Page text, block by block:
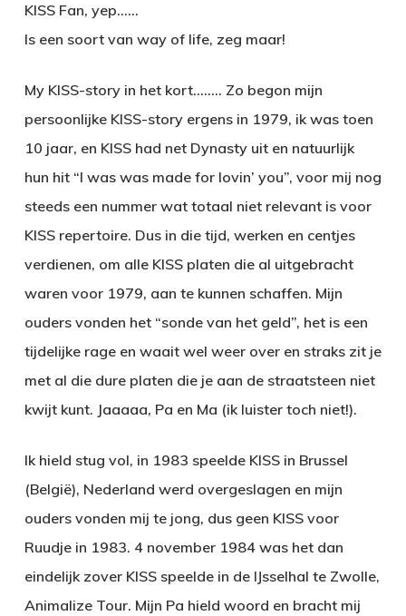
KISS Fan, yep……
Is een soort van way of life, zeg maar!
My KISS-story in het kort…….. Zo begon mijn
persoonlijke KISS-story ergens in 1979, ik was toen
10 jaar, en KISS had net Dynasty uit en natuurlijk
hun hit “I was was made for lovin’ you”, voor mij nog
steeds een nummer wat totaal niet relevant is voor
KISS repertoire. Dus in die tijd, werken en centjes
verdienen, om alle KISS platen die al uitgebracht
waren voor 1979, aan te kunnen schaffen. Mijn
ouders vonden het “sonde van het geld”, het is een
tijdelijke rage en waait wel weer over en straks zit je
met al die dure platen die je aan de straatsteen niet
kwijt kunt. Jaaaaa, Pa en Ma (ik luister toch niet!).
Ik hield stug vol, in 1983 speelde KISS in Brussel
(België), Nederland werd overgeslagen en mijn
ouders vonden mij te jong, dus geen KISS voor
Ruudje in 1983. 4 november 1984 was het dan
eindelijk zover KISS speelde in de IJsselhal te Zwolle,
Animalize Tour. Mijn Pa hield woord en bracht mij